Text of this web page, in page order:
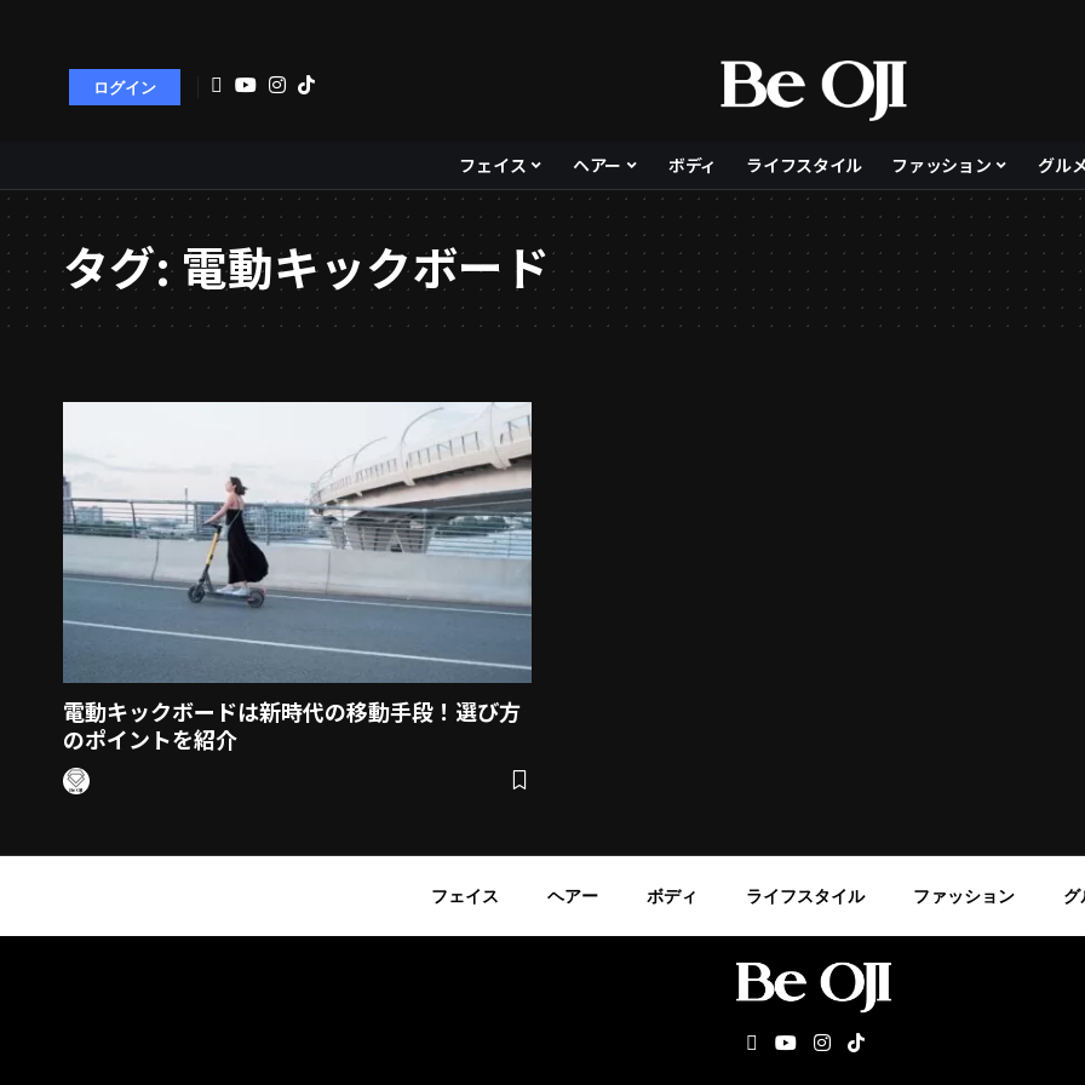
ログイン
フェイス ヘアー ボディ ライフスタイル ファッション グル
タグ:電動キックボード
電動キックボードは新時代の移動手段！選び方
のポイントを紹介
フェイス ヘアー ボディ ライフスタイル ファッション グ